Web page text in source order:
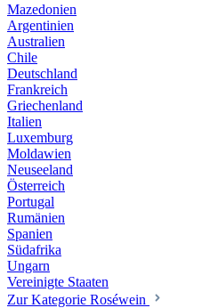
Mazedonien
Argentinien
Australien
Chile
Deutschland
Frankreich
Griechenland
Italien
Luxemburg
Moldawien
Neuseeland
Österreich
Portugal
Rumänien
Spanien
Südafrika
Ungarn
Vereinigte Staaten
Zur Kategorie Roséwein